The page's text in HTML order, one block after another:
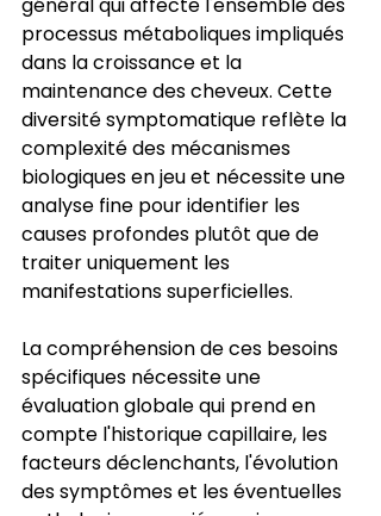
processus métaboliques impliqués
dans la croissance et la
maintenance des cheveux. Cette
diversité symptomatique reflète la
complexité des mécanismes
biologiques en jeu et nécessite une
analyse fine pour identifier les
causes profondes plutôt que de
traiter uniquement les
manifestations superficielles.
La compréhension de ces besoins
spécifiques nécessite une
évaluation globale qui prend en
compte l'historique capillaire, les
facteurs déclenchants, l'évolution
des symptômes et les éventuelles